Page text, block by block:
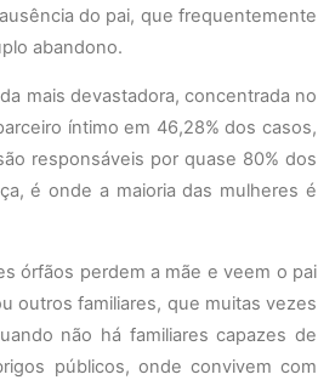
do pai, que frequentemente
abandono.
mais devastadora, concentrada no
íntimo em 46,28% dos casos,
responsáveis por quase 80% dos
é onde a maioria das mulheres é
órfãos perdem a mãe e veem o pai
outros familiares, que muitas vezes
não há familiares capazes de
públicos, onde convivem com